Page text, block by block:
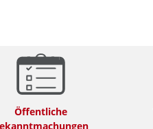
Öffentliche